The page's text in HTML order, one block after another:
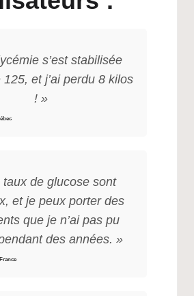
s’est stabilisée
et j’ai perdu 8 kilos
! »
taux de glucose sont
et je peux porter des
que je n’ai pas pu
des années. »